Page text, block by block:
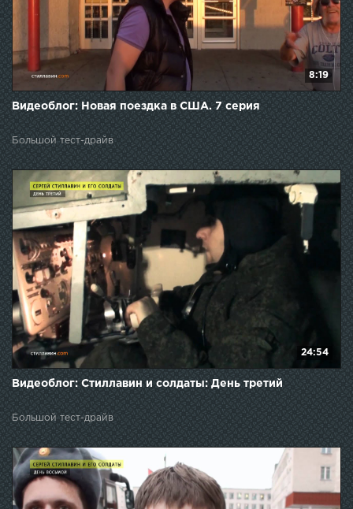
8:19
Видеоблог: Новая поездка в США. 7 серия
Большой тест-драйв
24:54
Видеоблог: Стиллавин и солдаты: День третий
Большой тест-драйв